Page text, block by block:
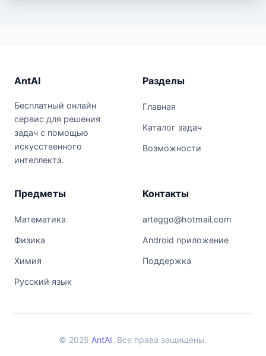
AntAI
Бесплатный онлайн
сервис для решения
задач с помощью
искусственного
интеллекта.
Разделы
Главная
Каталог задач
Возможности
Предметы
Математика
Физика
Химия
Русский язык
Контакты
arteggo@hotmail.com
Android приложение
Поддержка
© 2025 AntAI. Все права защищены.